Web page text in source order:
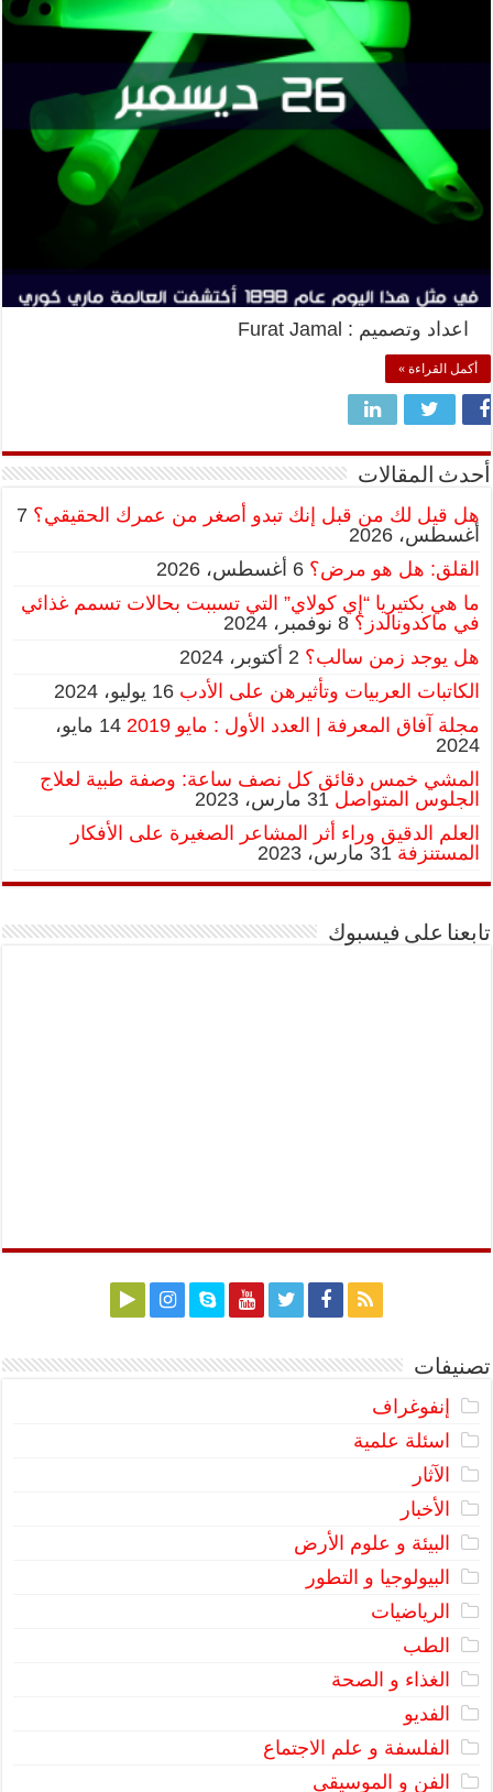
اعداد وتصميم : Furat Jamal
أكمل القراءة »
أحدث المقالات
هل قيل لك من قبل إنك تبدو أصغر من عمرك الحقيقي؟ 7
أغسطس، 2026
القلق: هل هو مرض؟ 6 أغسطس، 2026
ما هي بكتيريا “إي كولاي” التي تسببت بحالات تسمم غذائي
في ماكدونالدز؟ 8 نوفمبر، 2024
هل يوجد زمن سالب؟ 2 أكتوبر، 2024
الكاتبات العربيات وتأثيرهن على الأدب 16 يوليو، 2024
مجلة آفاق المعرفة | العدد الأول : مايو 2019
14 مايو،
2024
المشي خمس دقائق كل نصف ساعة: وصفة طبية لعلاج
الجلوس المتواصل 31 مارس، 2023
العلم الدقيق وراء أثر المشاعر الصغيرة على الأفكار
المستنزفة 31 مارس، 2023
تابعنا على فيسبوك
تصنيفات
إنفوغراف
اسئلة علمية
الآثار
الأخبار
البيئة و علوم الأرض
البيولوجيا و التطور
الرياضيات
الطب
الغذاء و الصحة
الفديو
الفلسفة و علم الاجتماع
الفن و الموسيقى